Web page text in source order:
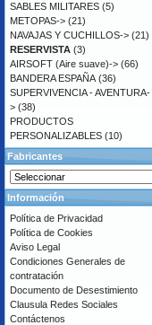
SABLES MILITARES (5)
METOPAS-> (21)
NAVAJAS Y CUCHILLOS-> (21)
RESERVISTA (3)
AIRSOFT (Aire suave)-> (66)
BANDERA ESPAÑA (36)
SUPERVIVENCIA - AVENTURA-
> (38)
PRODUCTOS
PERSONALIZABLES (10)
Fabricantes
Información
Política de Privacidad
Política de Cookies
Aviso Legal
Condiciones Generales de
contratación
Documento de Desestimiento
Clausula Redes Sociales
Contáctenos